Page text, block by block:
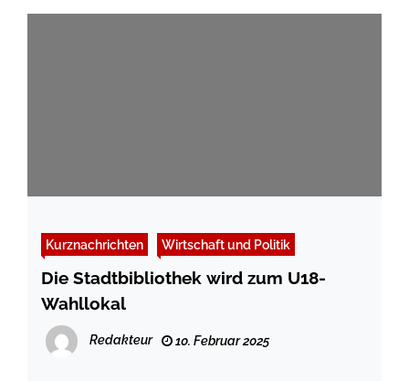
Kurznachrichten Wirtschaft und Politik
Die Stadtbibliothek wird zum U18-
Wahllokal
Redakteur 10. Februar 2025